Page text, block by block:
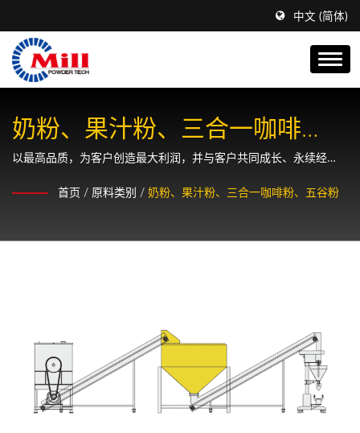
中文 (简体)
奶粉、果汁粉、三合一咖啡
粉、五谷粉
以最高品质，为客户创造最大利润，并与客户共同成长、永续经
首页 / 原料类别 / 奶粉、果汁粉、三合一咖啡粉、五谷粉